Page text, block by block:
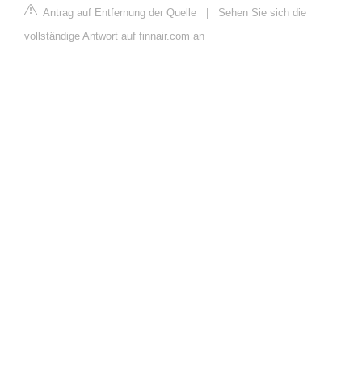
Antrag auf Entfernung der Quelle
Sehen Sie sich die
vollständige Antwort auf finnair.com an